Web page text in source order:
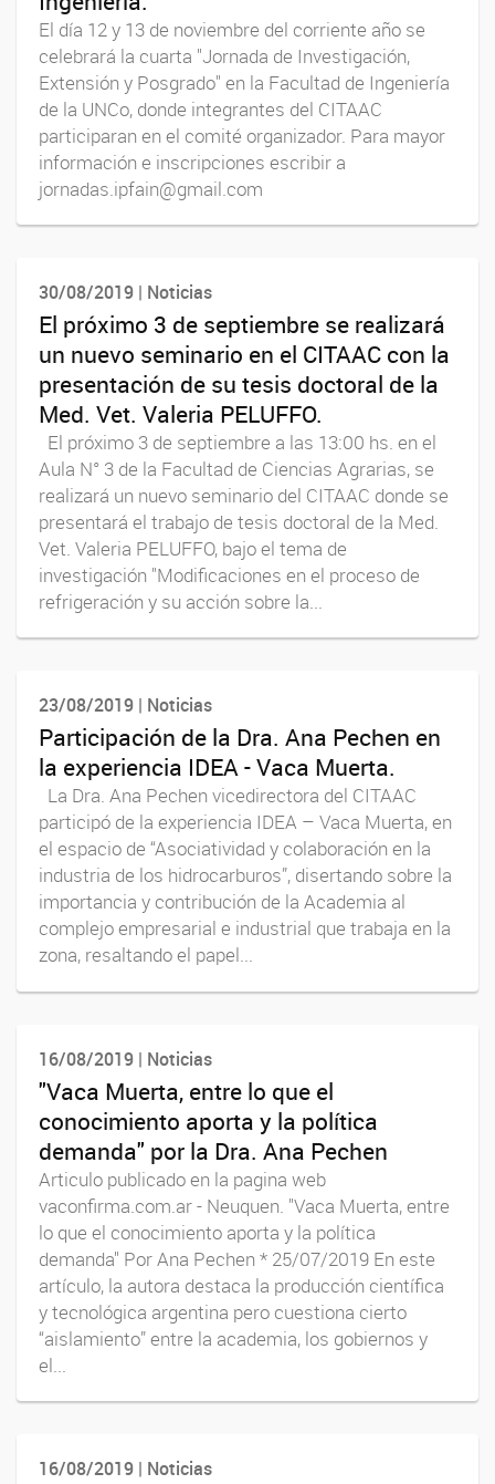
El día 12 y 13 de noviembre del corriente año se
celebrará la cuarta "Jornada de Investigación,
Extensión y Posgrado" en la Facultad de Ingeniería
de la UNCo, donde integrantes del CITAAC
participaran en el comité organizador. Para mayor
información e inscripciones escribir a
jornadas.ipfain@gmail.com
30/08/2019 | Noticias
El próximo 3 de septiembre se realizará
un nuevo seminario en el CITAAC con la
presentación de su tesis doctoral de la
Med. Vet. Valeria PELUFFO.
El próximo 3 de septiembre a las 13:00 hs. en el
Aula N° 3 de la Facultad de Ciencias Agrarias, se
realizará un nuevo seminario del CITAAC donde se
presentará el trabajo de tesis doctoral de la Med.
Vet. Valeria PELUFFO, bajo el tema de
investigación "Modificaciones en el proceso de
refrigeración y su acción sobre la...
23/08/2019 | Noticias
Participación de la Dra. Ana Pechen en
la experiencia IDEA - Vaca Muerta.
La Dra. Ana Pechen vicedirectora del CITAAC
participó de la experiencia IDEA – Vaca Muerta, en
el espacio de “Asociatividad y colaboración en la
industria de los hidrocarburos”, disertando sobre la
importancia y contribución de la Academia al
complejo empresarial e industrial que trabaja en la
zona, resaltando el papel...
16/08/2019 | Noticias
"Vaca Muerta, entre lo que el
conocimiento aporta y la política
demanda" por la Dra. Ana Pechen
Articulo publicado en la pagina web
vaconfirma.com.ar - Neuquen. "Vaca Muerta, entre
lo que el conocimiento aporta y la política
demanda" Por Ana Pechen * 25/07/2019 En este
artículo, la autora destaca la producción científica
y tecnológica argentina pero cuestiona cierto
“aislamiento” entre la academia, los gobiernos y
el...
16/08/2019 | Noticias